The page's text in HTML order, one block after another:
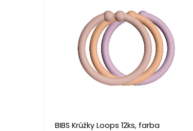
BIBS Krúžky Loops 12ks, farba